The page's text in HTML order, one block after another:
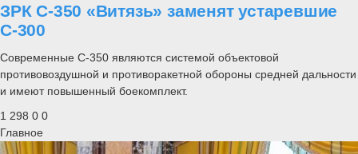
ЗРК С-350 «Витязь» заменят устаревшие
С-300
Современные С-350 являются системой объектовой
противовоздушной и противоракетной обороны средней дальности
и имеют повышенный боекомплект.
1 298 0 0
Главное